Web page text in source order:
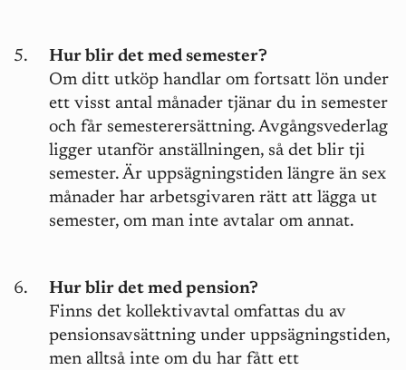
Hur blir det med semester?
Om ditt utköp handlar om fortsatt lön under
ett visst antal månader tjänar du in semester
och får semesterersättning. Avgångsvederlag
ligger utanför anställningen, så det blir tji
semester. Är uppsägningstiden längre än sex
månader har arbetsgivaren rätt att lägga ut
semester, om man inte avtalar om annat.
Hur blir det med pension?
Finns det kollektivavtal omfattas du av
pensionsavsättning under uppsägningstiden,
men alltså inte om du har fått ett